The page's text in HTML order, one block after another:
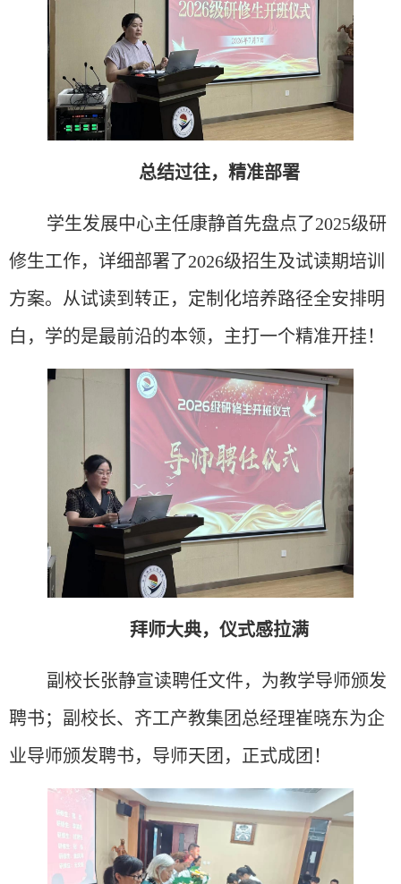
总结过往，精准部署
学生发展中心主任康静首先盘点了2025级研
修生工作，详细部署了2026级招生及试读期培训
方案。 从试读到转正，定制化培养路径全安排明
白，学的是最前沿的本领，主打一个精准开挂！
拜师大典，仪式感拉满
副校长张静宣读聘任文件，为教学导师颁发
聘书； 副校长、齐工产教集团总经理崔晓东为企
业导师颁发聘书， 导师天团，正式成团！